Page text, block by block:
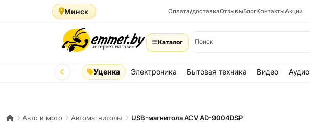
Минск Оплата/доставкаОтзывыБлогКонтактыАкции
Каталог
Уценка Электроника Бытовая техника Видео Аудио
Авто и мото Автомагнитолы USB-магнитола ACV AD-9004DSP